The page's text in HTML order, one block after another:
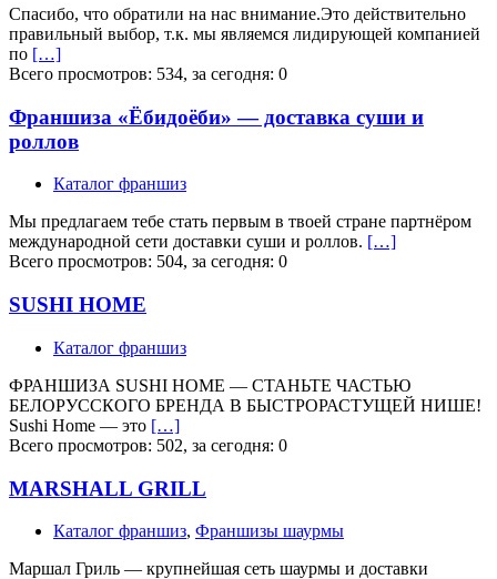
Спасибо, что обратили на нас внимание.Это действительно
правильный выбор, т.к. мы являемся лидирующей компанией
по […]
Всего просмотров: 534, за сегодня: 0
Франшиза «Ёбидоёби» — доставка суши и
роллов
Каталог франшиз
Мы предлагаем тебе стать первым в твоей стране партнёром
международной сети доставки суши и роллов. […]
Всего просмотров: 504, за сегодня: 0
SUSHI HOME
Каталог франшиз
ФРАНШИЗА SUSHI HOME — СТАНЬТЕ ЧАСТЬЮ
БЕЛОРУССКОГО БРЕНДА В БЫСТРОРАСТУЩЕЙ НИШЕ!
Sushi Home — это […]
Всего просмотров: 502, за сегодня: 0
MARSHALL GRILL
Каталог франшиз, Франшизы шаурмы
Маршал Гриль — крупнейшая сеть шаурмы и доставки